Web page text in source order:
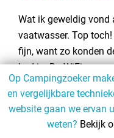
Wat ik geweldig vond
vaatwasser. Top
fijn, want zo konden
bed in. De WiFi was
ik als moeder stiekem
daar, vergeet ook je
kinderen vonden het
geweldig en ook de
Op Campingzoeker
en vergelijkbare
website gaan we ervan
weten? Bekijk